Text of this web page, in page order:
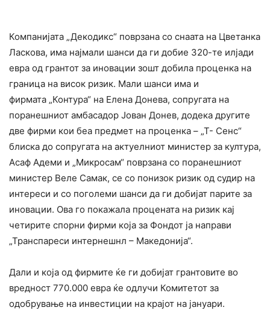
Компанијата „Декодикс“ поврзана со снаата на Цветанка
Ласкова, има најмали шанси да ги добие 320-те илјади
евра од грантот за иновации зошт добила проценка на
граница на висок ризик. Мали шанси има и
фирмата „Контура“ на Елена Донева, сопругата на
поранешниот амбасадор Јован Донев, додека другите
две фирми кои беа предмет на проценка – „Т- Сенс“
блиска до сопругата на актуелниот министер за култура,
Асаф Адеми и „Микросам“ поврзана со поранешниот
министер Веле Самак, се со понизок ризик од судир на
интереси и со поголеми шанси да ги добијат парите за
иновации. Ова го покажала процената на ризик кај
четирите спорни фирми која за Фондот ја направи
„Транспареси интернешнл – Македонија“.
Дали и која од фирмите ќе ги добијат грантовите во
вредност 770.000 евра ќе одлучи Комитетот за
одобрување на инвестиции на крајот на јануари.